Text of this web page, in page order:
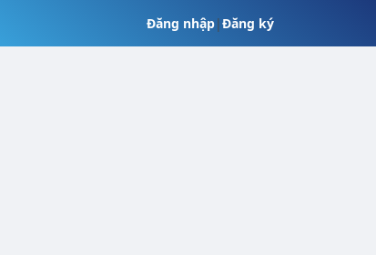
Đăng nhập|Đăng ký